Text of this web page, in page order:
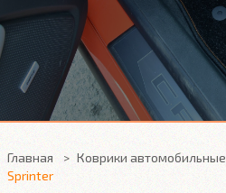
Главная Коврики автомобильные
Sprinter